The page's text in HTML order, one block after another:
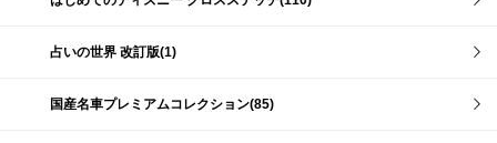
占いの世界 改訂版(1)
国産名車プレミアムコレクション(85)